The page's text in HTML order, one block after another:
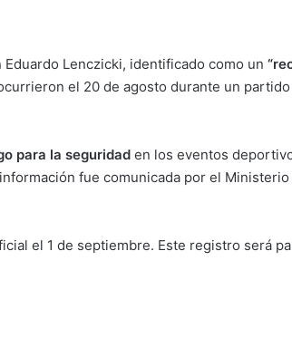
Lenczicki, identificado como un
el 20 de agosto durante un
para la seguridad en los eventos
fue comunicada por el Ministerio
el 1 de septiembre. Este registro será